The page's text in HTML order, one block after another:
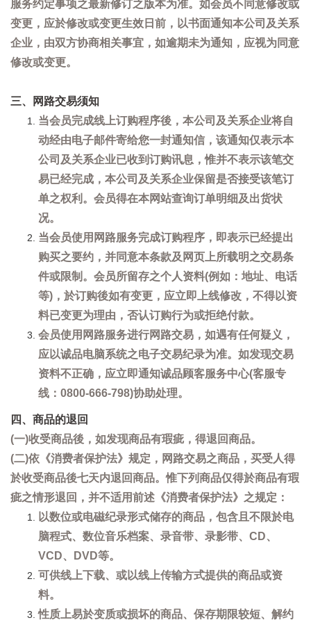
服务约定事项之最新修订之版本为准。如会员不同意修改或
变更，应於修改或变更生效日前，以书面通知本公司及关系
企业，由双方协商相关事宜，如逾期未为通知，应视为同意
修改或变更。
三、网路交易须知
当会员完成线上订购程序後，本公司及关系企业将自
动经由电子邮件寄给您一封通知信，该通知仅表示本
公司及关系企业已收到订购讯息，惟并不表示该笔交
易已经完成，本公司及关系企业保留是否接受该笔订
单之权利。会员得在本网站查询订单明细及出货状
况。
当会员使用网路服务完成订购程序，即表示已经提出
购买之要约，并同意本条款及网页上所载明之交易条
件或限制。会员所留存之个人资料(例如：地址、电话
等)，於订购後如有变更，应立即上线修改，不得以资
料已变更为理由，否认订购行为或拒绝付款。
会员使用网路服务进行网路交易，如遇有任何疑义，
应以诚品电脑系统之电子交易纪录为准。如发现交易
资料不正确，应立即通知诚品顾客服务中心(客服专
线：0800-666-798)协助处理。
四、商品的退回
(一)收受商品後，如发现商品有瑕疵，得退回商品。
(二)依《消费者保护法》规定，网路交易之商品，买受人得
於收受商品後七天内退回商品。惟下列商品仅得於商品有瑕
疵之情形退回，并不适用前述《消费者保护法》之规定：
以数位或电磁纪录形式储存的商品，包含且不限於电
脑程式、数位音乐档案、录音带、录影带、CD、
VCD、DVD等。
可供线上下载、或以线上传输方式提供的商品或资
料。
性质上易於变质或损坏的商品、保存期限较短、解约